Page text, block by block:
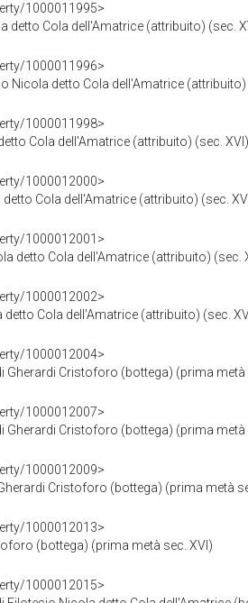
1000011995>
detto Cola dell'Amatrice (attribuito) (sec.
1000011996>
Nicola detto Cola dell'Amatrice (attribuito)
1000011998>
Cola dell'Amatrice (attribuito) (sec. XVI)
1000012000>
Cola dell'Amatrice (attribuito) (sec.
1000012001>
detto Cola dell'Amatrice (attribuito) (sec.
1000012002>
Cola dell'Amatrice (attribuito) (sec.
1000012004>
Cristoforo (bottega) (prima metà
1000012007>
Cristoforo (bottega) (prima metà
1000012009>
Cristoforo (bottega) (prima metà
1000012013>
(bottega) (prima metà sec. XVI)
1000012015>